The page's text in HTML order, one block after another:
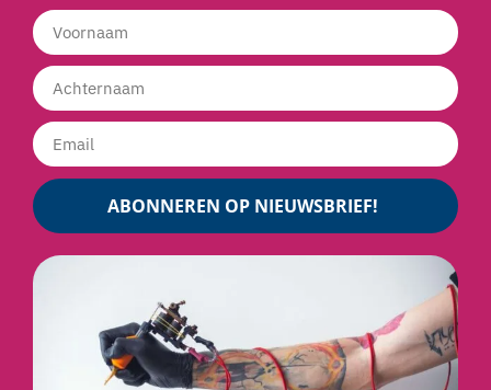
ABONNEREN OP NIEUWSBRIEF!